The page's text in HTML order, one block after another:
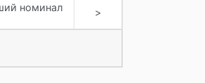
номинал
>